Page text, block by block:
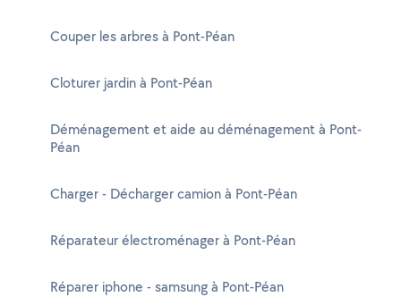
Couper les arbres à Pont-Péan
Cloturer jardin à Pont-Péan
Déménagement et aide au déménagement à Pont-
Péan
Charger - Décharger camion à Pont-Péan
Réparateur électroménager à Pont-Péan
Réparer iphone - samsung à Pont-Péan